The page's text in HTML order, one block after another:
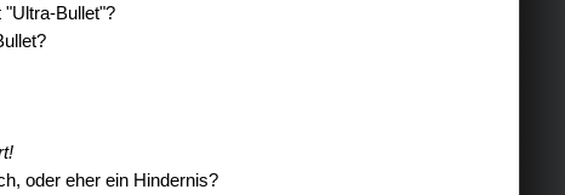
Bullet"?
oder eher ein Hindernis?